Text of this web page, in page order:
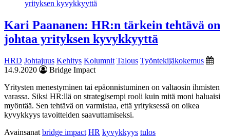
Kari Paananen: HR:n tärkein tehtävä on
johtaa yrityksen kyvykkyyttä
HRD Johtajuus Kehitys Kolumnit Talous Työntekijäkokemus
14.9.2020
Bridge Impact
Yritysten menestyminen tai epäonnistuminen on valtaosin ihmisten
varassa. Siksi HR:llä on strategisempi rooli kuin mitä moni haluaisi
myöntää. Sen tehtävä on varmistaa, että yrityksessä on oikea
kyvykkyys tavoitteiden saavuttamiseksi.
Avainsanat bridge impact HR kyvykkyys tulos